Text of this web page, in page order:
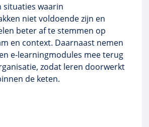
situaties waarin
niet voldoende zijn en
beter af te stemmen op
en context. Daarnaast nemen
e-learningmodules mee terug
zodat leren doorwerkt
de keten.